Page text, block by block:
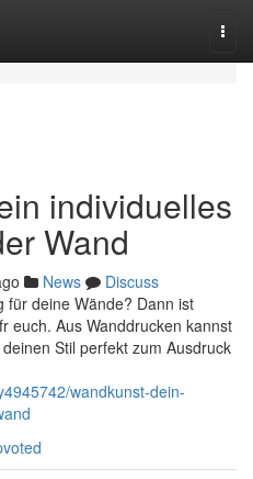
individuelles
Wand
News
Discuss
für deine Wände? Dann ist
euch. Aus Wanddrucken kannst
Stil perfekt zum Ausdruck
wandkunst-dein-